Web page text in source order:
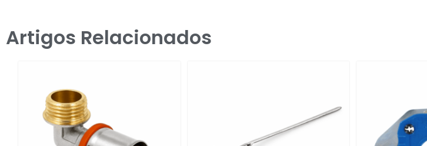
Artigos Relacionados